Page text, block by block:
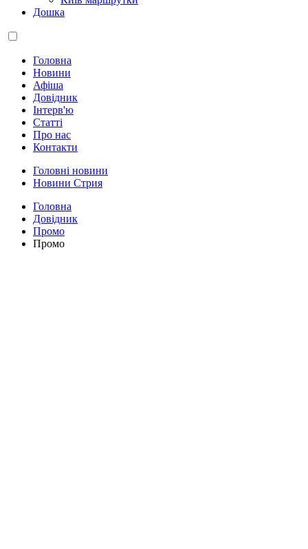
Дошка
Головна
Новини
Афіша
Довідник
Інтерв'ю
Статті
Про нас
Контакти
Головні новини
Новини Стрия
Головна
Довідник
Промо
Промо